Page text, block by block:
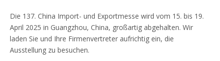
Die 137. China Import- und Exportmesse wird vom 15. bis 19.
April 2025 in Guangzhou, China, großartig abgehalten. Wir
laden Sie und Ihre Firmenvertreter aufrichtig ein, die
Ausstellung zu besuchen.